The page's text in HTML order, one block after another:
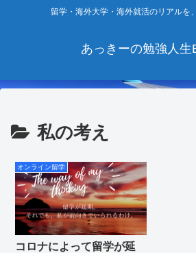
留学・海外大学・海外就活のリアルを
あっきーの勉強人生
私の考え
オンライン留学
コロナによって留学が延